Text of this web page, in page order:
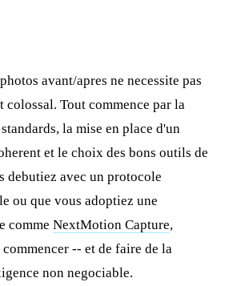
avant/apres ne necessite pas
colossal. Tout commence par la
la mise en place d'un
et le choix des bons outils de
debutiez avec un protocole
ou que vous adoptiez une
comme NextMotion Capture,
-- et de faire de la
non negociable.